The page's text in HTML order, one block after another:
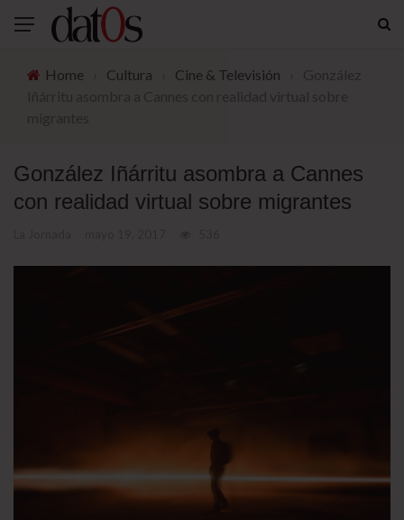
Home Cultura Cine & Televisión
González Iñárritu asombra a Cannes
con realidad virtual sobre migrantes